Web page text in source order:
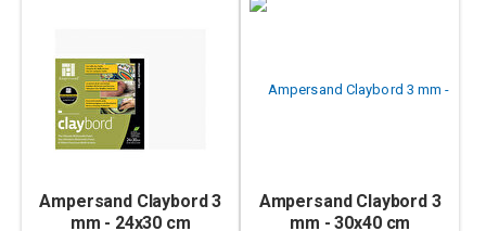
Ampersand Claybord 3
mm - 24x30 cm
Ampersand Claybord 3
mm - 30x40 cm